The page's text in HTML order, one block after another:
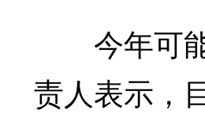
今年可能
责人表示，